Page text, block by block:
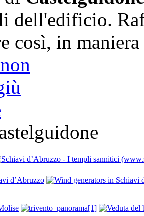
dell'edificio.
così, in